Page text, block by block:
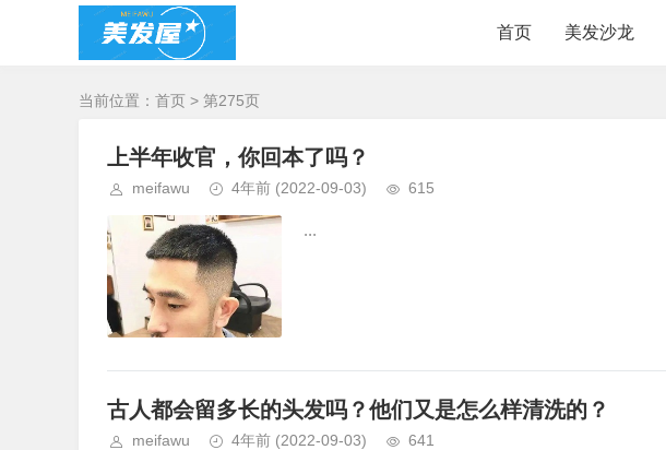
首页 美发沙龙
当前位置： 首页 > 第275页
上半年收官，你回本了吗？
meifawu 4年前 (2022-09-03) 615
...
古人都会留多长的头发吗？他们又是怎么样清洗的？
meifawu 4年前 (2022-09-03) 641